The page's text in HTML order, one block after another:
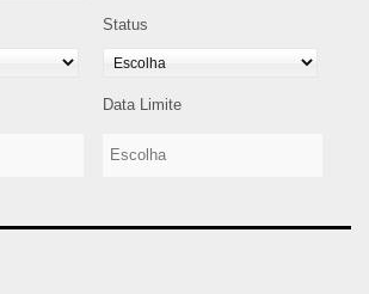
Status
Data Limite